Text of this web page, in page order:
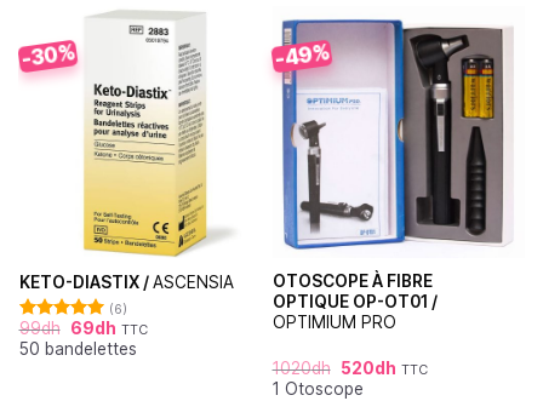
-30%
KETO-DIASTIX /ASCENSIA
Note5.00
sur 5
(6)
99dh 69dh TTC
50 bandelettes
-49%
OTOSCOPE À FIBRE
OPTIQUE OP-OT01 /
OPTIMIUM PRO
1020dh 520dh TTC
1 Otoscope